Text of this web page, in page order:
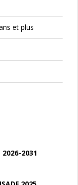
et plus
2031